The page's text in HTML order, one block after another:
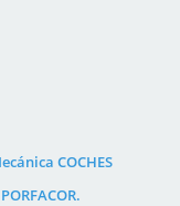
COCHES